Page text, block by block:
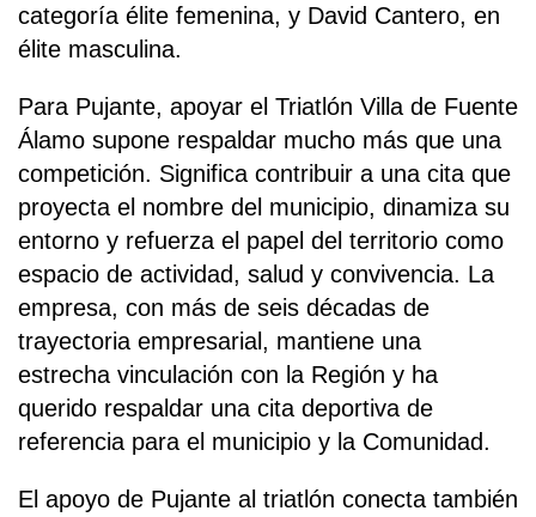
categoría élite femenina, y David Cantero, en
élite masculina.
Para Pujante, apoyar el Triatlón Villa de Fuente
Álamo supone respaldar mucho más que una
competición. Significa contribuir a una cita que
proyecta el nombre del municipio, dinamiza su
entorno y refuerza el papel del territorio como
espacio de actividad, salud y convivencia. La
empresa, con más de seis décadas de
trayectoria empresarial, mantiene una
estrecha vinculación con la Región y ha
querido respaldar una cita deportiva de
referencia para el municipio y la Comunidad.
El apoyo de Pujante al triatlón conecta también